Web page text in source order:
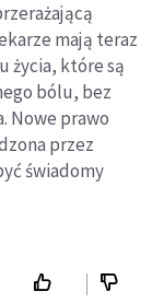
mają teraz
życia, które są
bólu, bez
Nowe prawo
przez
świadomy